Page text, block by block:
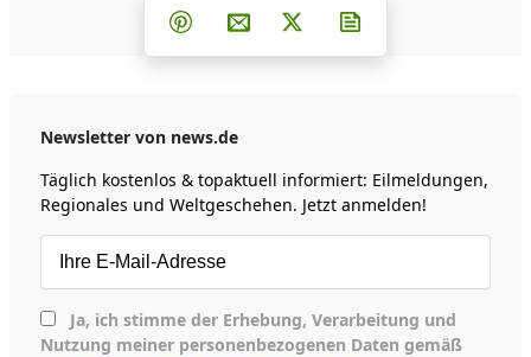
Teilen auf Facebook
Teilen auf Whatsapp
Teilen auf Telegram
Teilen auf Pinterest
Per E-Mail teilen
Post auf X
Newsletter von news.de
Täglich kostenlos & topaktuell informiert: Eilmeldungen,
Regionales und Weltgeschehen. Jetzt anmelden!
Nutzung meiner personenbezogenen Daten gemäß